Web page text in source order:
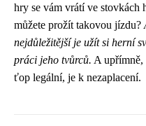
hry se vám vrátí ve
můžete prožít takovou jízdu?
nejdůležitější je užít si herní
práci jeho tvůrců. A upřímně,
ťop legální, je k nezaplacení.